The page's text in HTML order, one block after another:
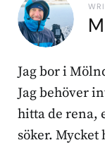
Jag bor i
Jag behöver
hitta de rena,
söker.